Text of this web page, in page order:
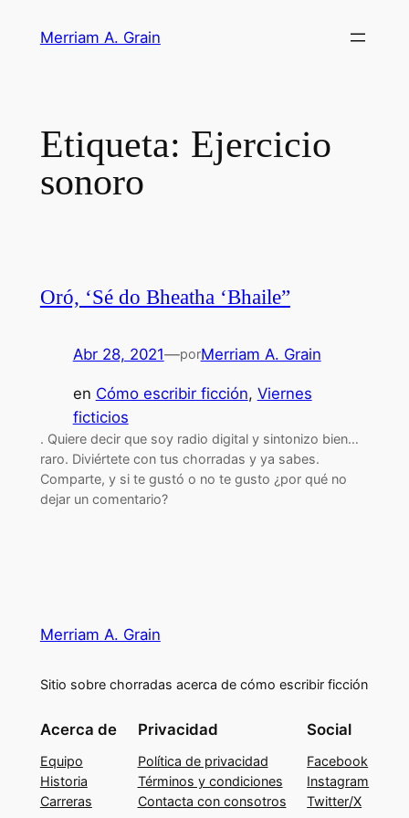
Merriam A. Grain
Etiqueta: Ejercicio
sonoro
Oró, ‘Sé do Bheatha ‘Bhaile”
Abr 28, 2021—porMerriam A. Grain
en Cómo escribir ficción, Viernes
ficticios
. Quiere decir que soy radio digital y sintonizo bien…
raro. Diviértete con tus chorradas y ya sabes.
Comparte, y si te gustó o no te gusto ¿por qué no
dejar un comentario?
Merriam A. Grain
Sitio sobre chorradas acerca de cómo escribir ficción
Acerca de
Equipo
Historia
Carreras
Privacidad
Política de privacidad
Términos y condiciones
Contacta con consotros
Social
Facebook
Instagram
Twitter/X